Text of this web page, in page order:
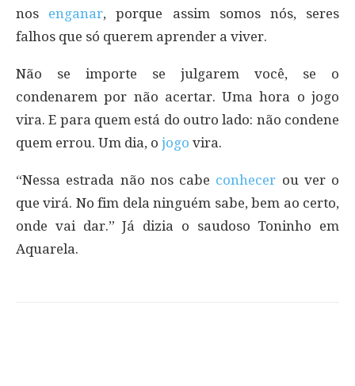
nos enganar, porque assim somos nós, seres
falhos que só querem aprender a viver.
Não se importe se julgarem você, se o
condenarem por não acertar. Uma hora o jogo
vira. E para quem está do outro lado: não condene
quem errou. Um dia, o jogo vira.
“Nessa estrada não nos cabe conhecer ou ver o
que virá. No fim dela ninguém sabe, bem ao certo,
onde vai dar.” Já dizia o saudoso Toninho em
Aquarela.